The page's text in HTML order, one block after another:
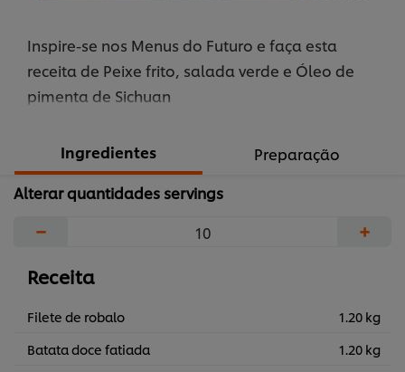
Inspire-se nos Menus do Futuro e faça esta
receita de Peixe frito, salada verde e Óleo de
pimenta de Sichuan
Ingredientes
Preparação
Alterar quantidades servings
− +
Receita
Filete de robalo
1.20 kg
Batata doce fatiada
1.20 kg